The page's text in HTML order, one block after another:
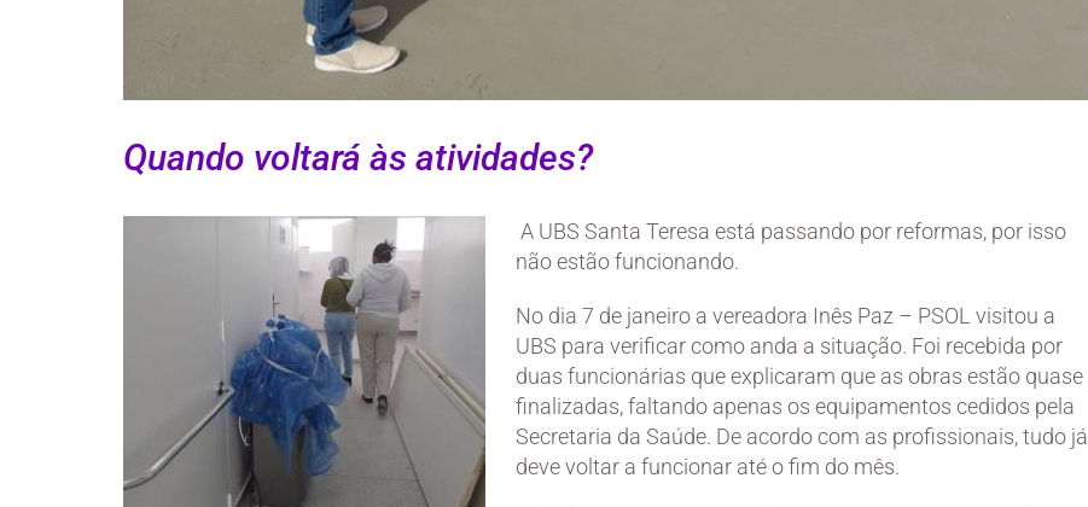
Quando voltará às atividades?
A UBS Santa Teresa está passando por reformas, por isso
não estão funcionando.
No dia 7 de janeiro a vereadora Inês Paz – PSOL visitou a
UBS para verificar como anda a situação. Foi recebida por
duas funcionárias que explicaram que as obras estão quase
finalizadas, faltando apenas os equipamentos cedidos pela
Secretaria da Saúde. De acordo com as profissionais, tudo já
deve voltar a funcionar até o fim do mês.